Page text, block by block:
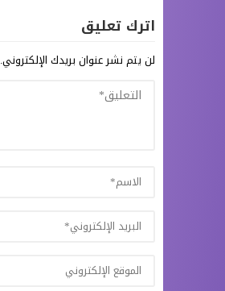
اترك تعليق
لن يتم نشر عنوان بريدك الإلكتروني.